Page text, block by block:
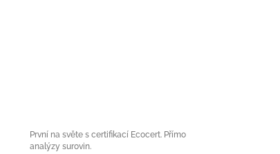
První na světe s certifikací Ecocert. Přímo
analýzy surovin.